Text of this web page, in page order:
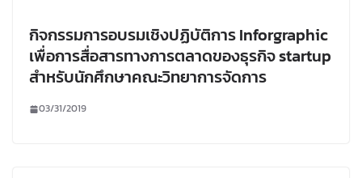
กิจกรรมการอบรมเชิงปฏิบัติการ Inforgraphic
เพื่อการสื่อสารทางการตลาดของธุรกิจ startup
สำหรับนักศึกษาคณะวิทยาการจัดการ
03/31/2019